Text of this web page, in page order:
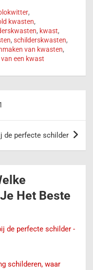
,
kwasten,
, kwast,
, schilderskwasten,
van kwasten,
een kwast
de perfecte schilder
Het Beste
de perfecte schilder -
schilderen, waar